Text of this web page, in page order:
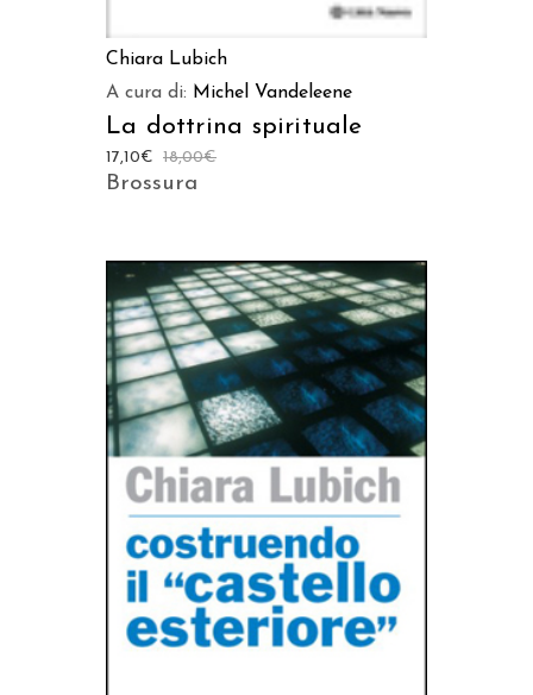
Chiara Lubich
A cura di: Michel Vandeleene
La dottrina spirituale
18,00€
17,10€
Brossura
AGGIUNGI AL CARRELLO